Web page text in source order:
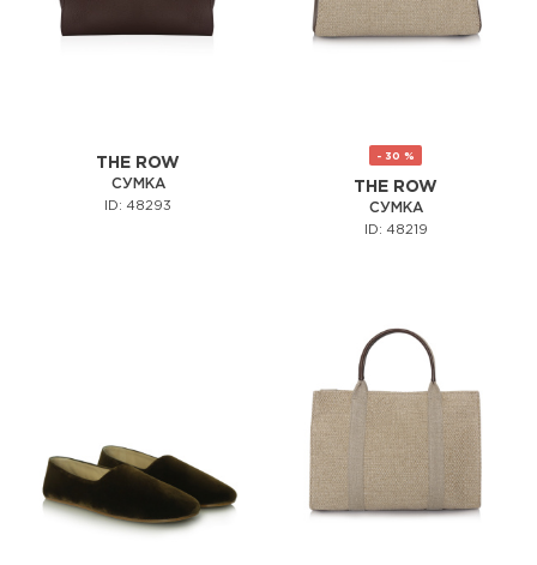
THE ROW
СУМКА
ID: 48293
- 30 %
THE ROW
СУМКА
ID: 48219